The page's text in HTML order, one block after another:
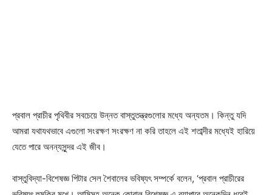
প্রবাল প্রাচীর পৃথিবীর সবচেয়ে উন্নত বাস্তুতন্ত্রগুলোর মধ্যে অন্যতম। কিন্তু যদি
আমরা যথাযথভাবে এগুলো সংরক্ষণ সংরক্ষণ না করি তাহলে এই শতাব্দীর মধ্যেই হারিয়ে
যেতে পারে অনন্যসুন্দর এই জীব।
বাস্তুবিদ্যা-বিশেষজ্ঞ পিটার সেল শৈবালের ভবিষ্যৎ সম্পর্কে বলেন, ‘প্রবাল প্রাচীরের